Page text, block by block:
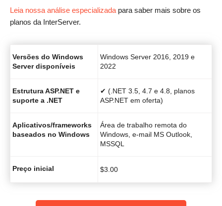
Leia nossa análise especializada para saber mais sobre os
planos da InterServer.
Versões do Windows
Server disponíveis
Windows Server 2016, 2019 e
2022
Estrutura ASP.NET e
suporte a .NET
✔ (.NET 3.5, 4.7 e 4.8, planos
ASP.NET em oferta)
Aplicativos/frameworks
baseados no Windows
Área de trabalho remota do
Windows, e-mail MS Outlook,
MSSQL
Preço inicial $3.00